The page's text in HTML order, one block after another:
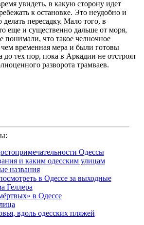
увидеть, в какую сторону идет
к остановке. Это неудобно и
делать пересадку. Мало того, в
еще и существенно дальше от моря,
понимали, что такое челночное
временная мера и были готовы
до тех пор, пока в Аркадии не отстроят
разворота трамваев.
Одессы
и каким одесским улицам
названия
в Одессе за выходные
Геллера
в Одессе
вдоль одесских пляжей